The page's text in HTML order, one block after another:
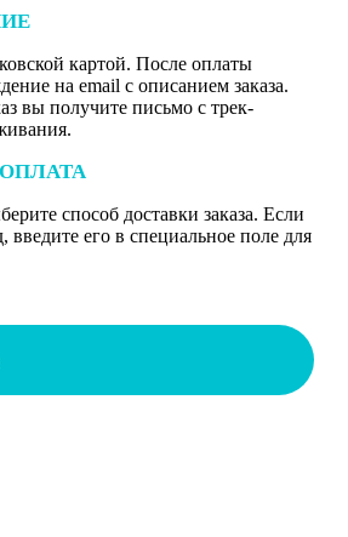
картой. После оплаты
на email с описанием заказа.
вы получите письмо с трек-
способ доставки заказа. Если
введите его в специальное поле для